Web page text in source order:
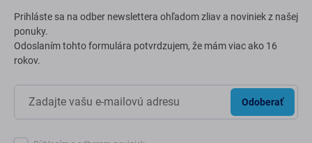
Prihláste sa na odber newslettera ohľadom zliav a noviniek z našej
ponuky.
Odoslaním tohto formulára potvrdzujem, že mám viac ako 16
rokov.
Odoberať